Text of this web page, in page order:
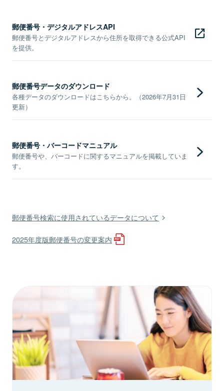
郵便番号・デジタルアドレスAPI
郵便番号とデジタルアドレスから住所を取得できる公式API
を提供。
郵便番号データのダウンロード
各種データのダウンロードはこちらから。（2026年7月31日
更新）
郵便番号・バーコードマニュアル
郵便番号や、バーコードに関するマニュアルを掲載していま
す。
郵便番号検索に使用されているデータについて
2025年度版郵便番号の変更案内